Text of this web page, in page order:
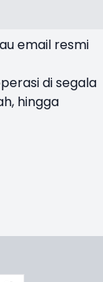
email resmi
di segala
hingga